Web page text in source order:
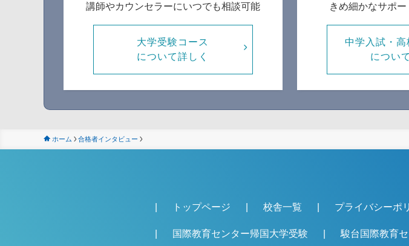
講師やカウンセラーにいつでも相談可能
大学受験コース
について詳しく
きめ細かなサポ
中学入試・高
につい
ホーム 合格者インタビュー
トップページ 校舎一覧 プライバシーポ
国際教育センター帰国大学受験 駿台国際教育